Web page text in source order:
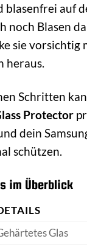
blasenfrei auf
noch Blasen
sie vorsichtig
heraus.
Schritten
Protector
dein
schützen.
im Überblick
Glas